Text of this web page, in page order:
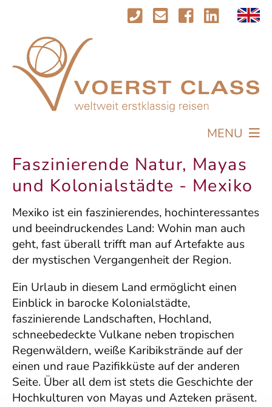
MENU
REISEN
PROFIL
AKTUELLES
IMPRESSIONEN
KONTAKT
Faszinierende Natur, Mayas
und Kolonialstädte - Mexiko
Mexiko ist ein faszinierendes, hochinteressantes
und beeindruckendes Land: Wohin man auch
geht, fast überall trifft man auf Artefakte aus
der mystischen Vergangenheit der Region.
Ein Urlaub in diesem Land ermöglicht einen
Einblick in barocke Kolonialstädte,
faszinierende Landschaften, Hochland,
schneebedeckte Vulkane neben tropischen
Regenwäldern, weiße Karibikstrände auf der
einen und raue Pazifikküste auf der anderen
Seite. Über all dem ist stets die Geschichte der
Hochkulturen von Mayas und Azteken präsent.